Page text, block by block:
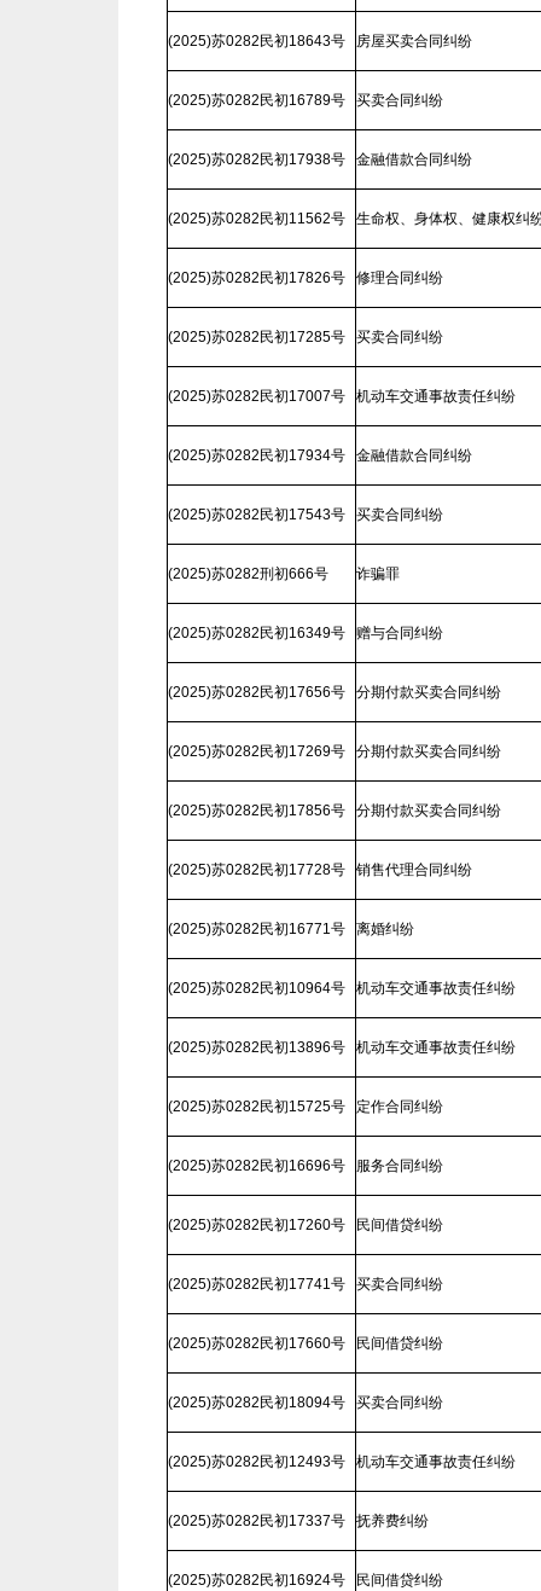
(2025)苏0282民初18643号 房屋买卖合同纠纷
(2025)苏0282民初16789号 买卖合同纠纷
(2025)苏0282民初17938号 金融借款合同纠纷
(2025)苏0282民初11562号 生命权、身体权、健康权纠
(2025)苏0282民初17826号 修理合同纠纷
(2025)苏0282民初17285号 买卖合同纠纷
(2025)苏0282民初17007号 机动车交通事故责任纠纷
(2025)苏0282民初17934号 金融借款合同纠纷
(2025)苏0282民初17543号 买卖合同纠纷
(2025)苏0282刑初666号 诈骗罪
(2025)苏0282民初16349号 赠与合同纠纷
(2025)苏0282民初17656号 分期付款买卖合同纠纷
(2025)苏0282民初17269号 分期付款买卖合同纠纷
(2025)苏0282民初17856号 分期付款买卖合同纠纷
(2025)苏0282民初17728号 销售代理合同纠纷
(2025)苏0282民初16771号 离婚纠纷
(2025)苏0282民初10964号 机动车交通事故责任纠纷
(2025)苏0282民初13896号 机动车交通事故责任纠纷
(2025)苏0282民初15725号 定作合同纠纷
(2025)苏0282民初16696号 服务合同纠纷
(2025)苏0282民初17260号 民间借贷纠纷
(2025)苏0282民初17741号 买卖合同纠纷
(2025)苏0282民初17660号 民间借贷纠纷
(2025)苏0282民初18094号 买卖合同纠纷
(2025)苏0282民初12493号 机动车交通事故责任纠纷
(2025)苏0282民初17337号 抚养费纠纷
(2025)苏0282民初16924号 民间借贷纠纷